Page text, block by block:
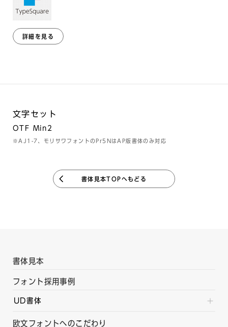
詳細を見る
文字セット
OTF Min2
※AJ1-7、モリサワフォントのPr5NはAP版書体のみ対応
書体見本TOPへもどる
書体見本
フォント採用事例
UD書体
欧文フォントへのこだわり